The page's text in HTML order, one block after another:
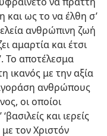
ως το να έλθη σ’
ανθρώπινη ζωή
αμαρτία και έτσι
Το αποτέλεσμα
ικανός με την αξία
ανθρώπους
οι οποίοι
και ιερείς
τον Χριστόν